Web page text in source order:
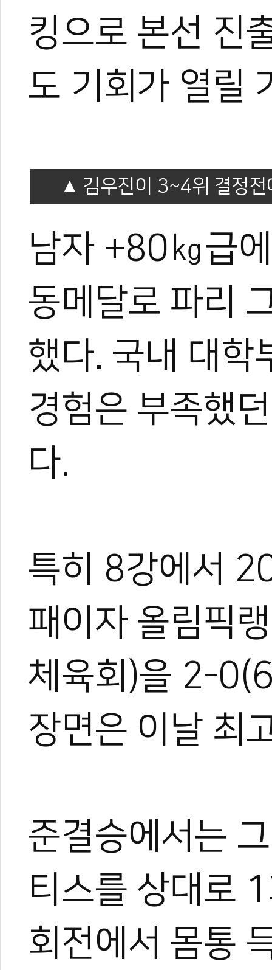
킹으로 본선 진
도 기회가 열릴
김우진이 3~4위 결정
남자 +80㎏급
동메달로 파리
했다. 국내 대학
경험은 부족했
다.
특히 8강에서
패이자 올림픽
체육회)을 2-
장면은 이날 최
준결승에서는
티스를 상대로
회전에서 몸통
세계 태권도 최
'U-21 세계태권
곽민주 상승세
김유진, 방콕 태
아쉽다 김종명…